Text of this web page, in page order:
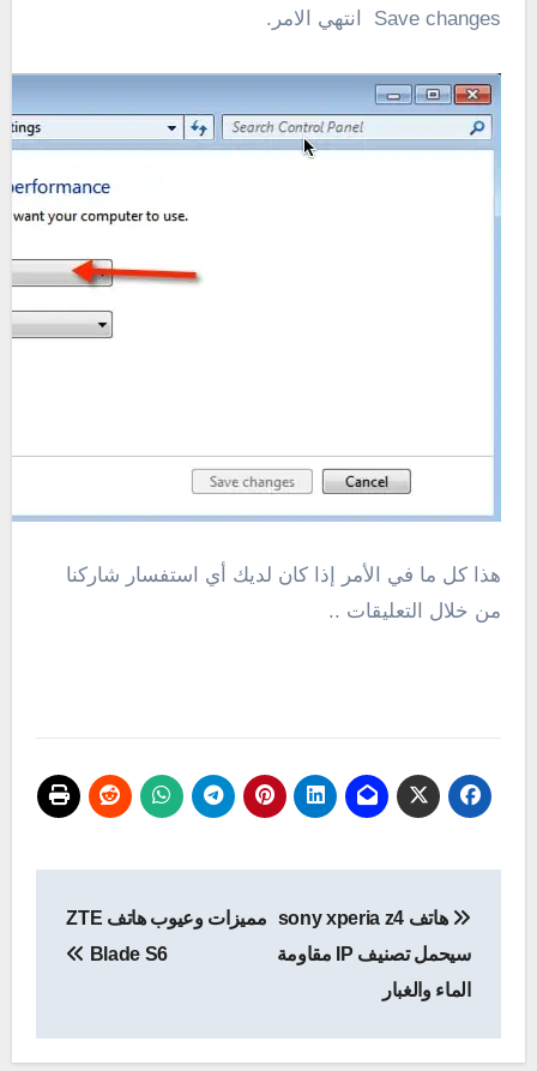
Save changes انتهي الامر.
هذا كل ما في الأمر إذا كان لديك أي استفسار شاركنا
من خلال التعليقات ..
المقالات
هاتف sony xperia z4
سيحمل تصنيف IP مقاومة
الماء والغبار
مميزات وعيوب هاتف ZTE
Blade S6